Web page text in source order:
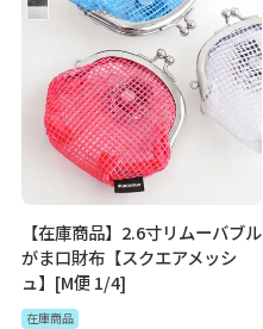
【在庫商品】2.6寸リムーバブル
がま口財布【スクエアメッシ
ュ】[M便 1/4]
在庫商品